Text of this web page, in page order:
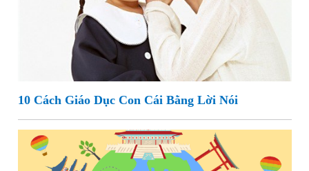
10 Cách Giáo Dục Con Cái Bằng Lời Nói